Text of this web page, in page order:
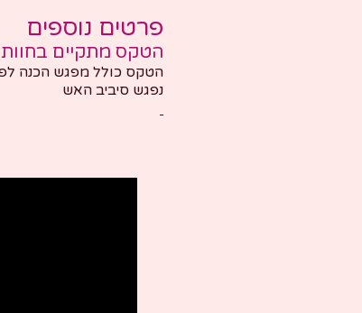
פרטים נוספים
הטקס מתקיים
הטקס כולל מפגש הכנה
נפגש סיביב האש